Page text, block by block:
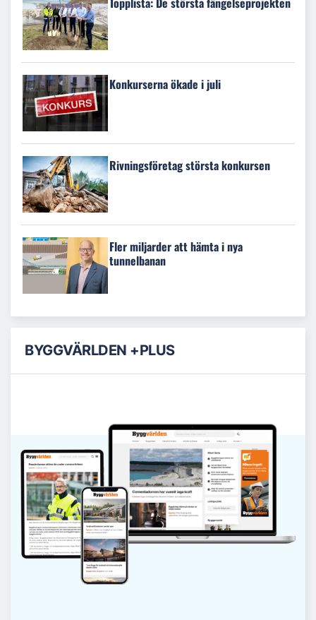
Konkurserna ökade i juli
Rivningsföretag största konkursen
Fler miljarder att hämta i nya
tunnelbanan
BYGGVÄRLDEN +PLUS